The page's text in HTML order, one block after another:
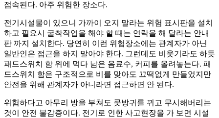
접속된다. 아주 위험한 장소다.
전기시설물이 있으니 가까이 오지 말라는 위험 표시판을 설치
하고 필요시 굴착작업을 해야 할 때는 연락을 해 달라는 안내
판 까지 설치한다. 당연히 이런 위험장소에는 관계자가 아닌
일반인은 접근을 하지 말아야 한다. 그런데도 비웃기라도 하듯
패드스위치 함 위에 먹다 남은 음료수, 커피를 올려놓는다. 패
드스위치 함은 구조적으로 비를 맞아도 끄떡없게 만들었지만
안전을 위해 관계자가 아니라면 접근하면 안 된다.
위험하다고 아무리 방을 부쳐도 콧방귀를 뀌고 무시해버리는
것이 안전 불감증이다. 전기로 인한 사고현장을 가 보면 시설